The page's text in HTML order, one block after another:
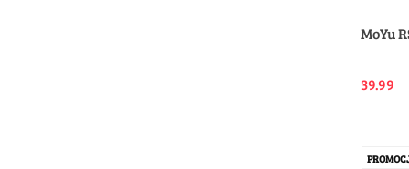
MoYu
39.99